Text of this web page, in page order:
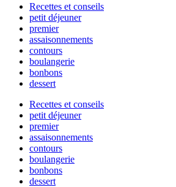
Recettes et conseils
petit déjeuner
premier
assaisonnements
contours
boulangerie
bonbons
dessert
Recettes et conseils
petit déjeuner
premier
assaisonnements
contours
boulangerie
bonbons
dessert